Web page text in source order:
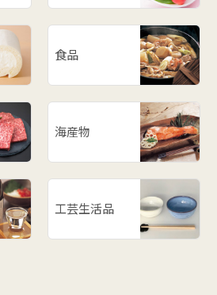
食品
海産物
工芸生活品